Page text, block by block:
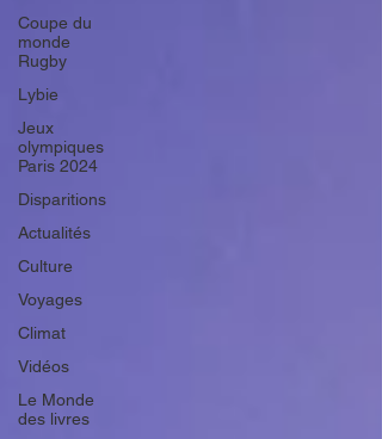
Coupe du
monde
Rugby
Lybie
Jeux
olympiques
Paris 2024
Disparitions
Actualités
Culture
Voyages
Climat
Vidéos
Le Monde
des livres